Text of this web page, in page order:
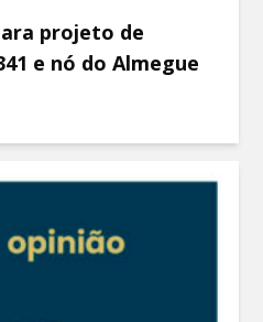
projeto de
e nó do Almegue